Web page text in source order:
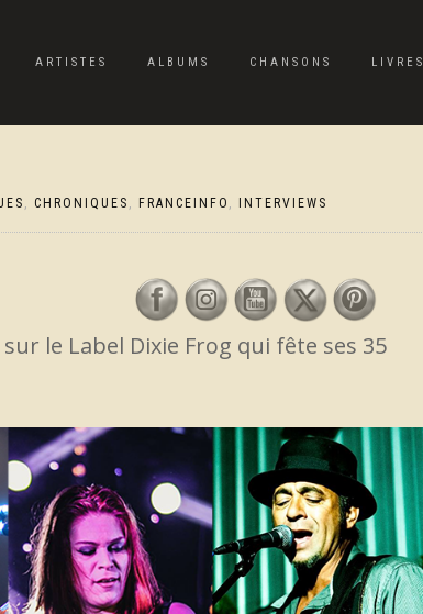
ARTISTES ALBUMS CHANSONS LIVRES
, CHRONIQUES , FRANCEINFO , INTERVIEWS
le Label Dixie Frog qui fête ses 35